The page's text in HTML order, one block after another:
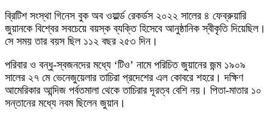
ব্রিটিশ সংস্থা গিনেস বুক অব ওয়ার্ল্ড রেকর্ডস ২০২২ সালের ৪ ফেব্রুয়ারি
জুয়ানকে বিশ্বের সবচেয়ে বয়স্ক ব্যক্তি হিসেবে আনুষ্ঠানিক স্বীকৃতি দিয়েছিল।
সে সময় তার বয়স ছিল ১১২ বছর ২৫৩ দিন।
পরিবার ও বন্ধু-স্বজনদের মধ্যে ‘টিও’ নামে পরিচিত জুয়ানের জন্ম ১৯০৯
সালের ২৭ মে ভেনেজুয়েলার তাচিরা প্রদেশের এল কোবরে শহরে। দক্ষিণ
আমেরিকার আন্দিজ পর্বতমালা থেকে তাচিরার দূরত্ব বেশি নয়। পিতা-মাতার ১০
সন্তানের মধ্যে নবম ছিলেন জুয়ান।